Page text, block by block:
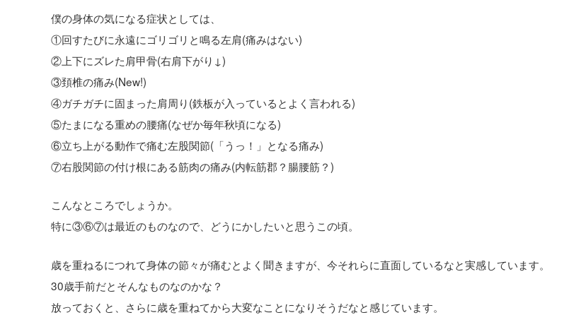
僕の身体の気になる症状としては、
①回すたびに永遠にゴリゴリと鳴る左肩(痛みはない)
②上下にズレた肩甲骨(右肩下がり↓)
③頚椎の痛み(New!)
④ガチガチに固まった肩周り(鉄板が入っているとよく言われる)
⑤たまになる重めの腰痛(なぜか毎年秋頃になる)
⑥立ち上がる動作で痛む左股関節(「うっ！」となる痛み)
⑦右股関節の付け根にある筋肉の痛み(内転筋郡？腸腰筋？)
こんなところでしょうか。
特に③⑥⑦は最近のものなので、どうにかしたいと思うこの頃。
歳を重ねるにつれて身体の節々が痛むとよく聞きますが、今それらに直面しているなと実感しています。
30歳手前だとそんなものなのかな？
放っておくと、さらに歳を重ねてから大変なことになりそうだなと感じています。